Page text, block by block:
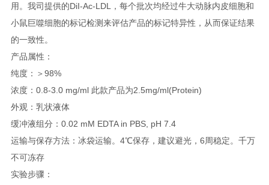
用。我司提供的DiI-Ac-LDL，每个批次均经过牛大动脉内皮细胞和
小鼠巨噬细胞的标记检测来评估产品的标记特异性，从而保证结果
的一致性。
产品属性 ：
纯度：＞98%
浓度：0.8-3.0 mg/ml 此款产品为2.5mg/ml(Protein)
外观：乳状液体
缓冲液组分：0.02 mM EDTA in PBS, pH 7.4
运输与保存方法：冰袋运输。4℃保存，建议避光，6周稳定。千万
不可冻存
实验步骤 ：